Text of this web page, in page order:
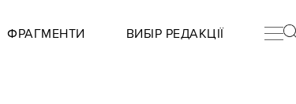
ФРАГМЕНТИ ВИБІР РЕДАКЦІЇ